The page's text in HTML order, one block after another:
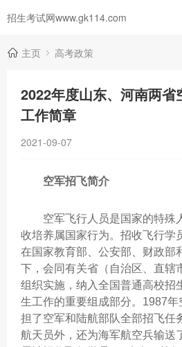
招生考试网www.gk114.com
主页 高考政策
2022年度山东、河南两省
工作简章
2021-09-07
空军招飞简介
空军飞行人员是国家的特殊
收培养属国家行为。招收飞行学
在国家教育部、公安部、财政部
下，会同有关省（自治区、直辖
组织实施，纳入全国普通高校招
生工作的重要组成部分。1987
担了空军和陆航部队全部招飞任
航天员外，还为海军航空兵输送